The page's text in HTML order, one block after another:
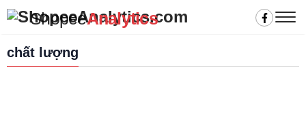
ShopeeAnalytics
chất lượng